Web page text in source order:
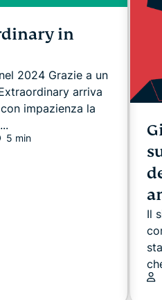
in
2024 Grazie a un
arriva
impazienza la
5 min
Il